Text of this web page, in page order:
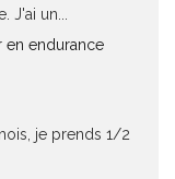
un...
en endurance
je prends 1/2